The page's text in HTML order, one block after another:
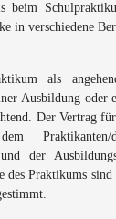
beim
in verschiedene
als
Ausbildung oder
Der Vertrag
der
des Praktikums